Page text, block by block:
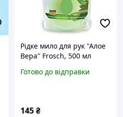
Рідке мило для рук "Алое
Вера" Frosch, 500 мл
Готово до відправки
145₴